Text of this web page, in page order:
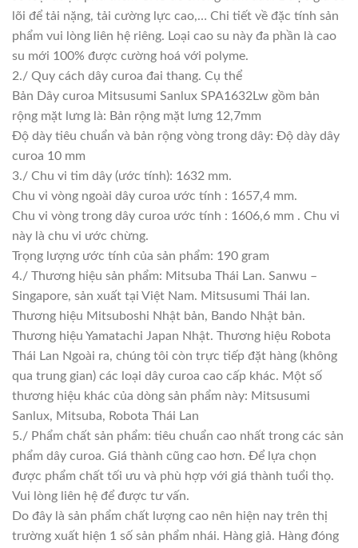
lõi để tải nặng, tải cường lực cao,… Chi tiết về đặc tính sản
phẩm vui lòng liên hệ riêng. Loại cao su này đa phần là cao
su mới 100% được cường hoá với polyme.
2./ Quy cách dây curoa đai thang. Cụ thể
Bản Dây curoa Mitsusumi Sanlux SPA1632Lw gồm bản
rộng mặt lưng là: Bản rộng mặt lưng 12,7mm
Độ dày tiêu chuẩn và bản rộng vòng trong dây: Độ dày dây
curoa 10 mm
3./ Chu vi tim dây (ước tính): 1632 mm.
Chu vi vòng ngoài dây curoa ước tính : 1657,4 mm.
Chu vi vòng trong dây curoa ước tính : 1606,6 mm . Chu vi
này là chu vi ước chừng.
Trọng lượng ước tính của sản phẩm: 190 gram
4./ Thương hiệu sản phẩm: Mitsuba Thái Lan. Sanwu –
Singapore, sản xuất tại Việt Nam. Mitsusumi Thái lan.
Thương hiệu Mitsuboshi Nhật bản, Bando Nhật bản.
Thương hiệu Yamatachi Japan Nhật. Thương hiệu Robota
Thái Lan Ngoài ra, chúng tôi còn trực tiếp đặt hàng (không
qua trung gian) các loại dây curoa cao cấp khác. Một số
thương hiệu khác của dòng sản phẩm này: Mitsusumi
Sanlux, Mitsuba, Robota Thái Lan
5./ Phẩm chất sản phẩm: tiêu chuẩn cao nhất trong các sản
phẩm dây curoa. Giá thành cũng cao hơn. Để lựa chọn
được phẩm chất tối ưu và phù hợp với giá thành tuổi thọ.
Vui lòng liên hệ để được tư vấn.
Do đây là sản phẩm chất lượng cao nên hiện nay trên thị
trường xuất hiện 1 số sản phẩm nhái. Hàng giả. Hàng đóng